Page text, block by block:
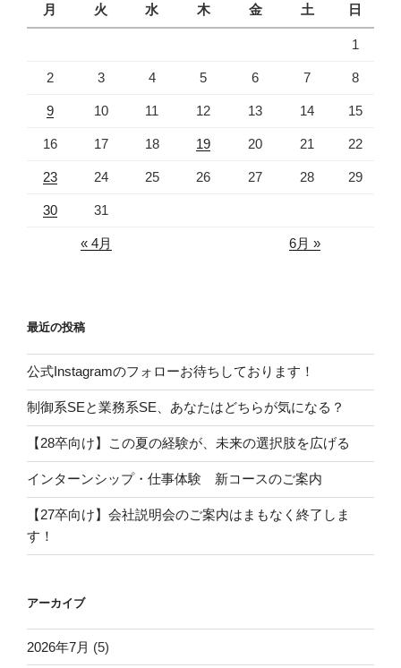
月
火 水 木 金 土 日
1
2 3 4 5 6 7 8
9 10 11 12 13 14 15
16 17 18 19 20 21 22
23 24 25 26 27 28 29
30 31
« 4月 6月 »
最近の投稿
公式Instagramのフォローお待ちしております！
制御系SEと業務系SE、あなたはどちらが気になる？
【28卒向け】この夏の経験が、未来の選択肢を広げる
インターンシップ・仕事体験 新コースのご案内
【27卒向け】会社説明会のご案内はまもなく終了しま
す！
アーカイブ
2026年7月 (5)